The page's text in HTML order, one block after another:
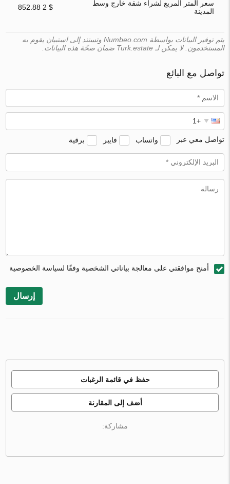
سعر المتر المربع لشراء شقة خارج وسط
المدينة
$ 2 852.88
يتم توفير البيانات بواسطة Numbeo.com وتستند إلى استبيان يقوم به
المستخدمون. لا يمكن لـ Turk.estate ضمان صحّة هذه البيانات.
تواصل مع البائع
تواصل معي عبر واتساب فايبر برقية
أمنح موافقتي على معالجة بياناتي الشخصية وفقًا لسياسة الخصوصية
إرسال
حفظ في قائمة الرغبات
أضف إلى المقارنة
مشاركة: